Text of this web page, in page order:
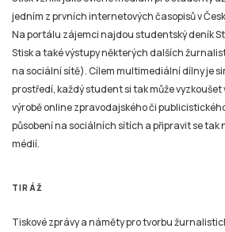
jedním z prvních internetových časopisů v
Na portálu zájemci najdou studentský deník
Stisk a také výstupy některých dalších
na sociální sítě). Cílem multimediální dílny je
prostředí, každý student si tak může
výrobě online zpravodajského či
působení na sociálních sítích a připravit se tak
médií.
TIRÁŽ
Tiskové zprávy a náměty pro tvorbu